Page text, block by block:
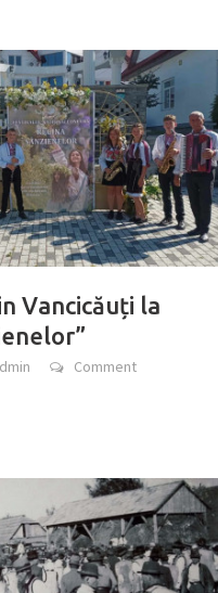
Vancicăuți la
Comment